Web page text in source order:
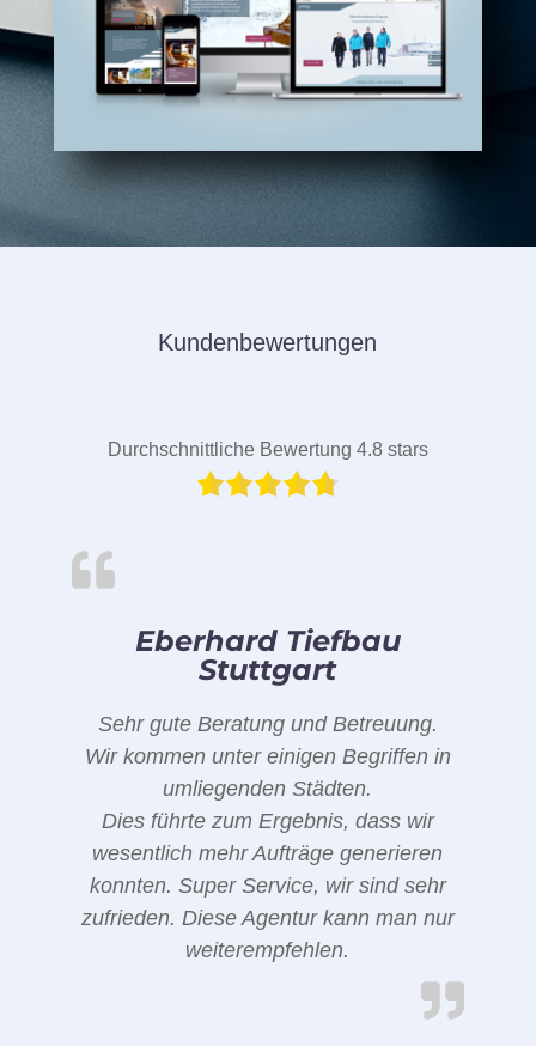
Kundenbewertungen
Durchschnittliche Bewertung 4.8 stars
Eberhard Tiefbau
Stuttgart
Sehr gute Beratung und Betreuung.
Wir kommen unter einigen Begriffen in
umliegenden Städten.
Dies führte zum Ergebnis, dass wir
wesentlich mehr Aufträge generieren
konnten. Super Service, wir sind sehr
zufrieden. Diese Agentur kann man nur
weiterempfehlen.